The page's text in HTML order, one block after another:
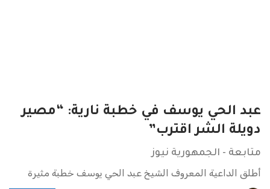
عبد الحي يوسف في خطبة نارية: “مصير
دويلة الشر اقترب”
متابعة - الجمهورية نيوز
أطلق الداعية المعروف الشيخ عبد الحي يوسف خطبة مثيرة